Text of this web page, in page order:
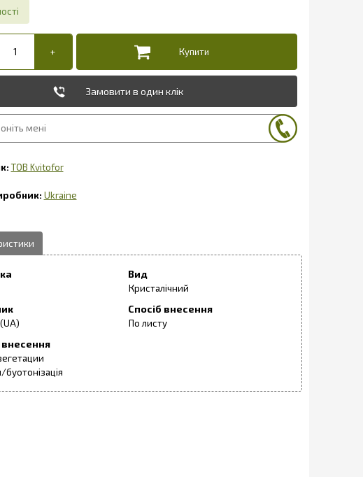
Замовити в один клік
ТОВ Kvitofor
Ukraine
Вид
Кристалічний
Спосіб внесення
По листу
внесення
буотонізація